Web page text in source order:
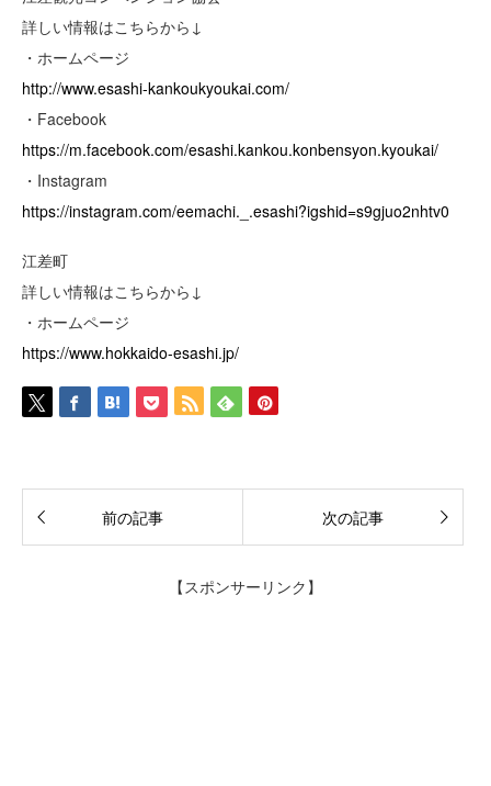
詳しい情報はこちらから↓
・ホームページ
http://www.esashi-kankoukyoukai.com/
・Facebook
https://m.facebook.com/esashi.kankou.konbensyon.kyoukai/
・Instagram
https://instagram.com/eemachi._.esashi?igshid=s9gjuo2nhtv0
江差町
詳しい情報はこちらから↓
・ホームページ
https://www.hokkaido-esashi.jp/
前の記事 次の記事
【スポンサーリンク】